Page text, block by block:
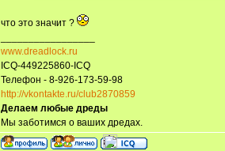
что это значит ?
www.dreadlock.ru
ICQ-449225860-ICQ
Телефон - 8-926-173-59-98
http://vkontakte.ru/club2870859
Делаем любые дреды
Мы заботимся о ваших дредах.